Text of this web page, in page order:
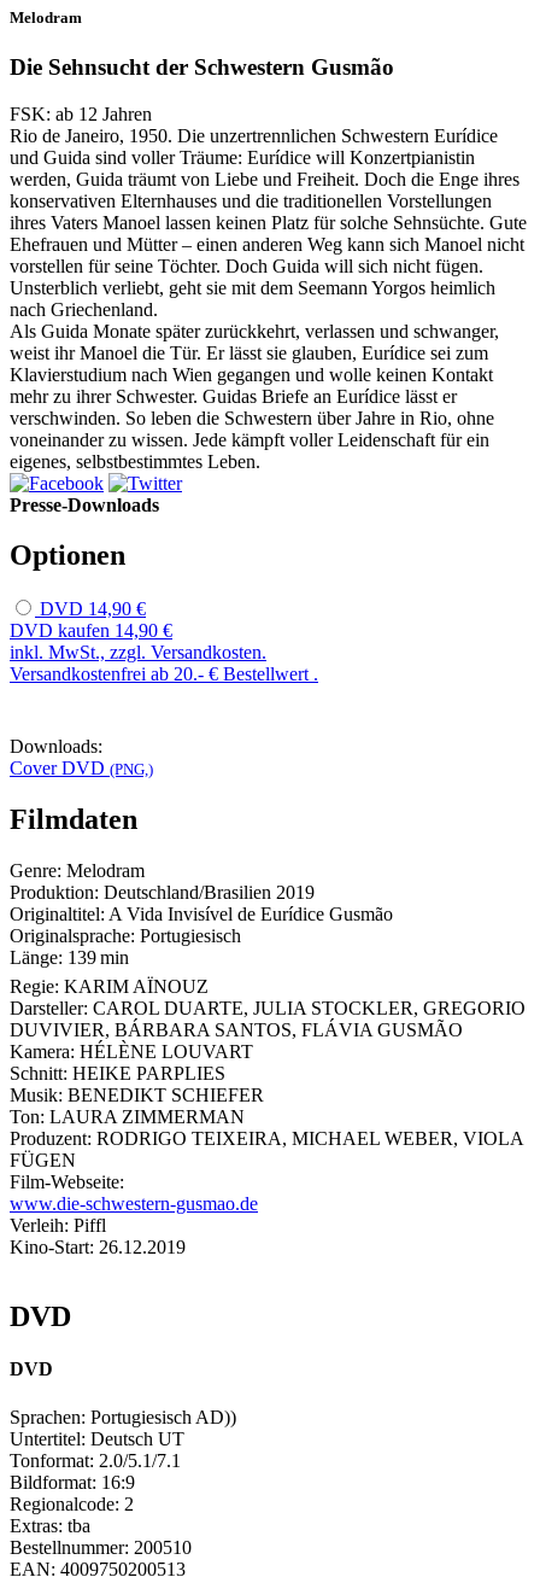
Melodram
Die Sehnsucht der Schwestern Gusmão
FSK: ab 12 Jahren
Rio de Janeiro, 1950. Die unzertrennlichen Schwestern Eurídice
und Guida sind voller Träume: Eurídice will Konzertpianistin
werden, Guida träumt von Liebe und Freiheit. Doch die Enge ihres
konservativen Elternhauses und die traditionellen Vorstellungen
ihres Vaters Manoel lassen keinen Platz für solche Sehnsüchte. Gute
Ehefrauen und Mütter – einen anderen Weg kann sich Manoel nicht
vorstellen für seine Töchter. Doch Guida will sich nicht fügen.
Unsterblich verliebt, geht sie mit dem Seemann Yorgos heimlich
nach Griechenland.
Als Guida Monate später zurückkehrt, verlassen und schwanger,
weist ihr Manoel die Tür. Er lässt sie glauben, Eurídice sei zum
Klavierstudium nach Wien gegangen und wolle keinen Kontakt
mehr zu ihrer Schwester. Guidas Briefe an Eurídice lässt er
verschwinden. So leben die Schwestern über Jahre in Rio, ohne
voneinander zu wissen. Jede kämpft voller Leidenschaft für ein
eigenes, selbstbestimmtes Leben.
Presse-Downloads
Optionen
DVD 14,90 €
DVD kaufen 14,90 €
inkl. MwSt., zzgl. Versandkosten.
Versandkostenfrei ab 20.- € Bestellwert .
Downloads:
Cover DVD (PNG,)
Filmdaten
Genre: Melodram
Produktion: Deutschland/Brasilien 2019
Originaltitel: A Vida Invisível de Eurídice Gusmão
Originalsprache: Portugiesisch
Länge: 139 min
Regie: KARIM AÏNOUZ
Darsteller: CAROL DUARTE, JULIA STOCKLER, GREGORIO
DUVIVIER, BÁRBARA SANTOS, FLÁVIA GUSMÃO
Kamera: HÉLÈNE LOUVART
Schnitt: HEIKE PARPLIES
Musik: BENEDIKT SCHIEFER
Ton: LAURA ZIMMERMAN
Produzent: RODRIGO TEIXEIRA, MICHAEL WEBER, VIOLA
FÜGEN
Film-Webseite:
www.die-schwestern-gusmao.de
Verleih: Piffl
Kino-Start: 26.12.2019
DVD
DVD
Sprachen: Portugiesisch AD))
Untertitel: Deutsch UT
Tonformat: 2.0/5.1/7.1
Bildformat: 16:9
Regionalcode: 2
Extras: tba
Bestellnummer: 200510
EAN: 4009750200513